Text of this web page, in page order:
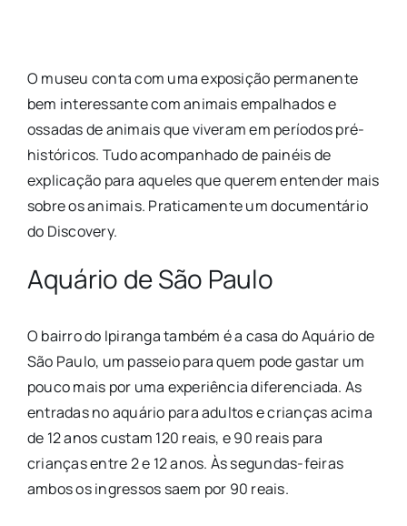
O museu conta com uma exposição permanente
bem interessante com animais empalhados e
ossadas de animais que viveram em períodos pré-
históricos. Tudo acompanhado de painéis de
explicação para aqueles que querem entender mais
sobre os animais. Praticamente um documentário
do Discovery.
Aquário de São Paulo
O bairro do Ipiranga também é a casa do Aquário de
São Paulo, um passeio para quem pode gastar um
pouco mais por uma experiência diferenciada. As
entradas no aquário para adultos e crianças acima
de 12 anos custam 120 reais, e 90 reais para
crianças entre 2 e 12 anos. Às segundas-feiras
ambos os ingressos saem por 90 reais.